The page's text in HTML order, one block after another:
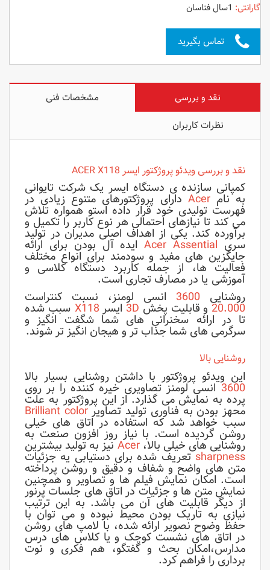
گارانتی:
تماس بگیرید
نقد و بررسی
مشخصات فنی
نظرات کاربران
نقد و بررسی ویدئو پروژکتور ایسر ACER X118
کمپانی سازنده ی دستگاه ایسر یک شرکت تایوانی
به نام Acer دارای پروژکتورهای متنوع زیادی در
فهرست تولیدی خود قرار داده استو همواره تلاش
می کند تا نیازهای احتمالی هر نوع کاربر را تکمیل و
برآورده کند. یکی از اهداف اصلی مدیران در تولید
سری Acer Assentialایده آل بودن برای ارائه
جایگزین های مفید و سودمند برای انواع مختلف
فعالیت ها، از جمله کاربرد دستگاه کلاسی و
آموزشی یا در مصارف تجاری است.
روشنایی 3600 انسی لومنز، نسبت کنتراست
20.000 و قابلیت پخش 3D ایسر سبب شده
تا در ارائه سخنرانی های شما شگفت انگیز و
سرگرمی های شما جذاب تر و هیجان انگیز تر شوند.
روشنایی بالا
این ویدئو پروژکتور با داشتن روشنایی بسیار بالا
3600انسی لومنز تصاویری خیره کننده را بر روی
پرده به نمایش می گذارد. از این پروژکتور به علت
محهز بودن به فناوری تولید تصاویرBrilliant color
سبب خواهد شد که استفاده در اتاق های خیلی
روشن گردیده است. با نیاز روز افزون صنعت به
روشنایی های خیلی بالا،Acerنیز به تولید بیشترین
sharpnessتعریف شده برای دستیابی یه جزئیات
متن های واضح و شفاف و دقیق و روشن پرداخته
است. امکان نمایش فیلم ها و تصاویر و همچنین
نمایش متن ها و جزئیات در اتاق های جلسات پرنور
از دیگر قابلیت های آن می باشد. به این ترتیب
نیازی به تاریک بودن محیط نبوده و می توان با
حفظ وضوح نصویر ارائه شده، با لامپ های روشن
در اتاق های نشست کوچک و یا کلاس های درس
مدارس،امکان بحث و گفتگو، هم فکری و نوت
برداری را فراهم کرد.